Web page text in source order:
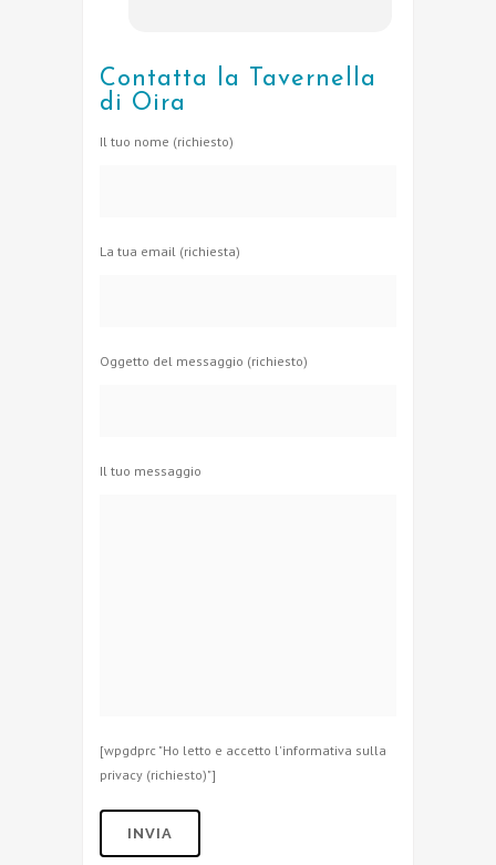
Contatta la Tavernella
di Oira
Il tuo nome (richiesto)
La tua email (richiesta)
Oggetto del messaggio (richiesto)
Il tuo messaggio
[wpgdprc "Ho letto e accetto l'informativa sulla
privacy (richiesto)"]